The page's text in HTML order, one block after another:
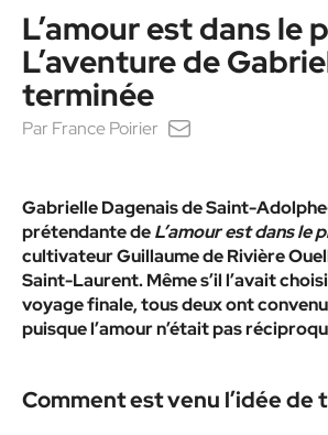
L’amour est dans le
L’aventure de
terminée
Par France Poirier
Gabrielle Dagenais de Saint-
prétendante deL’amour est dans le
cultivateur Guillaume de Rivière
Saint-Laurent. Même s’il l’avait
voyage finale, tous deux ont
puisque l’amour n’était pas
Comment est venu l’idée de